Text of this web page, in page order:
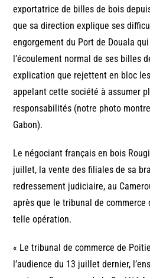
exportatrice de billes de bois
que sa direction explique ses
engorgement du Port de Douala
l’écoulement normal de ses billes
explication que rejettent en bloc
appelant cette société à assumer
responsabilités (notre photo
Gabon).
Le négociant français en bois
juillet, la vente des filiales de sa
redressement judiciaire, au
après que le tribunal de
telle opération.
« Le tribunal de commerce de
l’audience du 13 juillet dernier,